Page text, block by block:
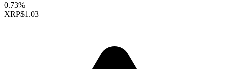
0.73%
XRP$1.03